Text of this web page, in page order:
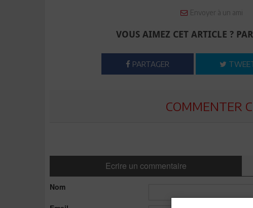
Envoyer à un ami
VOUS AIMEZ CET ARTICLE ?
PARTAGER
COMMENTER
Ecrire un commentaire
Nom